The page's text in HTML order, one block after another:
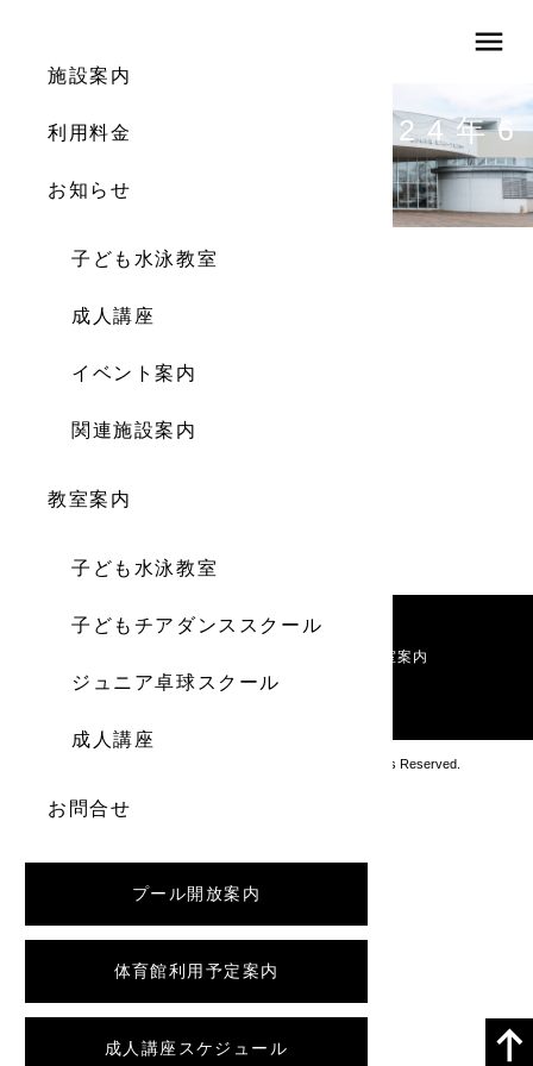
menu
施設案内
利用料金
お知らせ
子ども水泳教室
成人講座
イベント案内
関連施設案内
教室案内
子ども水泳教室
子どもチアダンススクール
ジュニア卓球スクール
成人講座
お問合せ
プール開放案内
体育館利用予定案内
成人講座スケジュール
体育館利用案内（2024年6
教室案内
お問い合わせ
Copyright アブロス沼ノ端スポーツセンター All Rights Reserved.